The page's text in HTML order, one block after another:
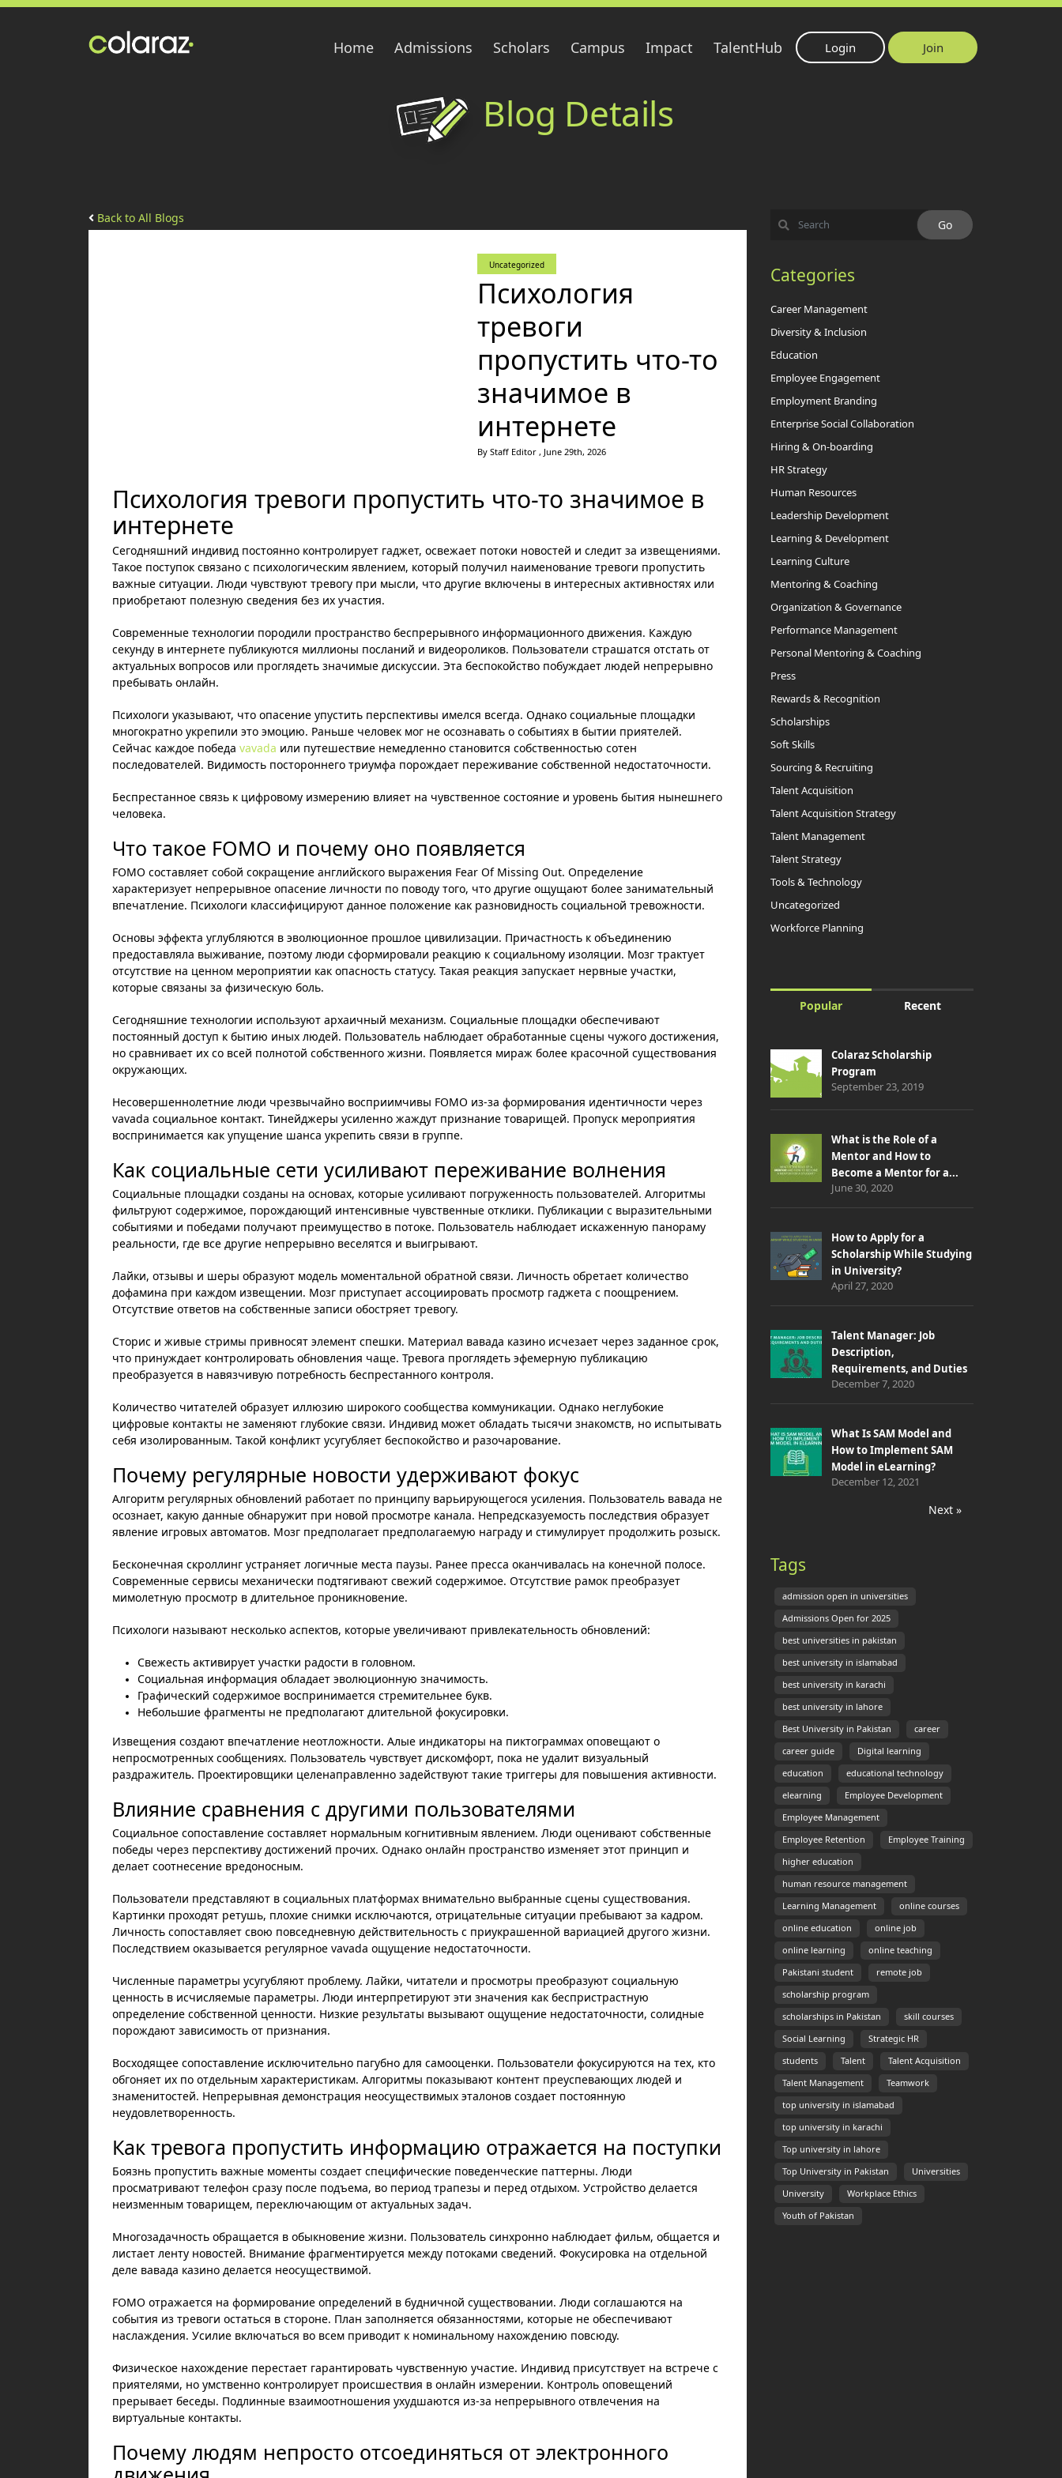
Home Admissions Scholars Campus Impact TalentHub Login Join
Blog Details
Back to All Blogs
Uncategorized
Психология
тревоги
пропустить что-то
значимое в
интернете
By Staff Editor , June 29th, 2026
Психология тревоги пропустить что-то значимое в
интернете
Сегодняшний индивид постоянно контролирует гаджет, освежает потоки новостей и следит за извещениями.
Такое поступок связано с психологическим явлением, который получил наименование тревоги пропустить
важные ситуации. Люди чувствуют тревогу при мысли, что другие включены в интересных активностях или
приобретают полезную сведения без их участия.
Современные технологии породили пространство беспрерывного информационного движения. Каждую
секунду в интернете публикуются миллионы посланий и видеороликов. Пользователи страшатся отстать от
актуальных вопросов или проглядеть значимые дискуссии. Эта беспокойство побуждает людей непрерывно
пребывать онлайн.
Психологи указывают, что опасение упустить перспективы имелся всегда. Однако социальные площадки
многократно укрепили это эмоцию. Раньше человек мог не осознавать о событиях в бытии приятелей.
Сейчас каждое победа vavada или путешествие немедленно становится собственностью сотен
последователей. Видимость постороннего триумфа порождает переживание собственной недостаточности.
Беспрестанное связь к цифровому измерению влияет на чувственное состояние и уровень бытия нынешнего
человека.
Что такое FOMO и почему оно появляется
FOMO составляет собой сокращение английского выражения Fear Of Missing Out. Определение
характеризует непрерывное опасение личности по поводу того, что другие ощущают более занимательный
впечатление. Психологи классифицируют данное положение как разновидность социальной тревожности.
Основы эффекта углубляются в эволюционное прошлое цивилизации. Причастность к объединению
предоставляла выживание, поэтому люди сформировали реакцию к социальному изоляции. Мозг трактует
отсутствие на ценном мероприятии как опасность статусу. Такая реакция запускает нервные участки,
которые связаны за физическую боль.
Сегодняшние технологии используют архаичный механизм. Социальные площадки обеспечивают
постоянный доступ к бытию иных людей. Пользователь наблюдает обработанные сцены чужого достижения,
но сравнивает их со всей полнотой собственного жизни. Появляется мираж более красочной существования
окружающих.
Несовершеннолетние люди чрезвычайно восприимчивы FOMO из-за формирования идентичности через
vavada социальное контакт. Тинейджеры усиленно жаждут признание товарищей. Пропуск мероприятия
воспринимается как упущение шанса укрепить связи в группе.
Как социальные сети усиливают переживание волнения
Социальные площадки созданы на основах, которые усиливают погруженность пользователей. Алгоритмы
фильтруют содержимое, порождающий интенсивные чувственные отклики. Публикации с выразительными
событиями и победами получают преимущество в потоке. Пользователь наблюдает искаженную панораму
реальности, где все другие непрерывно веселятся и выигрывают.
Лайки, отзывы и шеры образуют модель моментальной обратной связи. Личность обретает количество
дофамина при каждом извещении. Мозг приступает ассоциировать просмотр гаджета с поощрением.
Отсутствие ответов на собственные записи обостряет тревогу.
Сторис и живые стримы привносят элемент спешки. Материал вавада казино исчезает через заданное срок,
что принуждает контролировать обновления чаще. Тревога проглядеть эфемерную публикацию
преобразуется в навязчивую потребность беспрестанного контроля.
Количество читателей образует иллюзию широкого сообщества коммуникации. Однако неглубокие
цифровые контакты не заменяют глубокие связи. Индивид может обладать тысячи знакомств, но испытывать
себя изолированным. Такой конфликт усугубляет беспокойство и разочарование.
Почему регулярные новости удерживают фокус
Алгоритм регулярных обновлений работает по принципу варьирующегося усиления. Пользователь вавада не
осознает, какую данные обнаружит при новой просмотре канала. Непредсказуемость последствия образует
явление игровых автоматов. Мозг предполагает предполагаемую награду и стимулирует продолжить розыск.
Бесконечная скроллинг устраняет логичные места паузы. Ранее пресса оканчивалась на конечной полосе.
Современные сервисы механически подтягивают свежий содержимое. Отсутствие рамок преобразует
мимолетную просмотр в длительное проникновение.
Психологи называют несколько аспектов, которые увеличивают привлекательность обновлений:
Свежесть активирует участки радости в головном.
Социальная информация обладает эволюционную значимость.
Графический содержимое воспринимается стремительнее букв.
Небольшие фрагменты не предполагают длительной фокусировки.
Извещения создают впечатление неотложности. Алые индикаторы на пиктограммах оповещают о
непросмотренных сообщениях. Пользователь чувствует дискомфорт, пока не удалит визуальный
раздражитель. Проектировщики целенаправленно задействуют такие триггеры для повышения активности.
Влияние сравнения с другими пользователями
Социальное сопоставление составляет нормальным когнитивным явлением. Люди оценивают собственные
победы через перспективу достижений прочих. Однако онлайн пространство изменяет этот принцип и
делает соотнесение вредоносным.
Пользователи представляют в социальных платформах внимательно выбранные сцены существования.
Картинки проходят ретушь, плохие снимки исключаются, отрицательные ситуации пребывают за кадром.
Личность сопоставляет свою повседневную действительность с приукрашенной вариацией другого жизни.
Последствием оказывается регулярное vavada ощущение недостаточности.
Численные параметры усугубляют проблему. Лайки, читатели и просмотры преобразуют социальную
ценность в исчисляемые параметры. Люди интерпретируют эти значения как беспристрастную
определение собственной ценности. Низкие результаты вызывают ощущение недостаточности, солидные
порождают зависимость от признания.
Восходящее сопоставление исключительно пагубно для самооценки. Пользователи фокусируются на тех, кто
обгоняет их по отдельным характеристикам. Алгоритмы показывают контент преуспевающих людей и
знаменитостей. Непрерывная демонстрация неосуществимых эталонов создает постоянную
неудовлетворенность.
Как тревога пропустить информацию отражается на поступки
Боязнь пропустить важные моменты создает специфические поведенческие паттерны. Люди
просматривают телефон сразу после подъема, во период трапезы и перед отдыхом. Устройство делается
неизменным товарищем, переключающим от актуальных задач.
Многозадачность обращается в обыкновение жизни. Пользователь синхронно наблюдает фильм, общается и
листает ленту новостей. Внимание фрагментируется между потоками сведений. Фокусировка на отдельной
деле вавада казино делается неосуществимой.
FOMO отражается на формирование определений в будничной существовании. Люди соглашаются на
события из тревоги остаться в стороне. План заполняется обязанностями, которые не обеспечивают
наслаждения. Усилие включаться во всем приводит к номинальному нахождению повсюду.
Физическое нахождение перестает гарантировать чувственную участие. Индивид присутствует на встрече с
приятелями, но умственно контролирует происшествия в онлайн измерении. Контроль оповещений
прерывает беседы. Подлинные взаимоотношения ухудшаются из-за непрерывного отвлечения на
виртуальные контакты.
Почему людям непросто отсоединяться от электронного
Categories
Career Management
Diversity & Inclusion
Education
Employee Engagement
Employment Branding
Enterprise Social Collaboration
Hiring & On-boarding
HR Strategy
Human Resources
Leadership Development
Learning & Development
Learning Culture
Mentoring & Coaching
Organization & Governance
Performance Management
Personal Mentoring & Coaching
Press
Rewards & Recognition
Scholarships
Soft Skills
Sourcing & Recruiting
Talent Acquisition
Talent Acquisition Strategy
Talent Management
Talent Strategy
Tools & Technology
Uncategorized
Workforce Planning
Popular Recent
Colaraz Scholarship
Program
September 23, 2019
What is the Role of a
Mentor and How to
Become a Mentor for a...
June 30, 2020
How to Apply for a
Scholarship While Studying
in University?
April 27, 2020
Talent Manager: Job
Description,
Requirements, and Duties
December 7, 2020
What Is SAM Model and
How to Implement SAM
Model in eLearning?
December 12, 2021
Next »
Tags
admission open in universities
Admissions Open for 2025
best universities in pakistan
best university in islamabad
best university in karachi
best university in lahore
Best University in Pakistan career
career guide Digital learning
education educational technology
elearning Employee Development
Employee Management
Employee Retention Employee Training
higher education
human resource management
Learning Management online courses
online education online job
online learning online teaching
Pakistani student remote job
scholarship program
scholarships in Pakistan skill courses
Social Learning Strategic HR
students Talent Talent Acquisition
Talent Management Teamwork
top university in islamabad
top university in karachi
Top university in lahore
Top University in Pakistan Universities
University Workplace Ethics
Youth of Pakistan